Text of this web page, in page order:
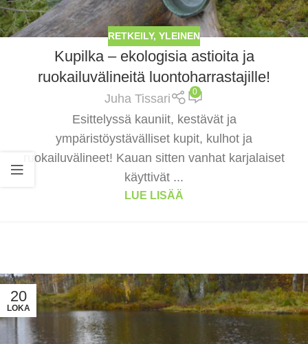
RETKEILY, YLEINEN
Kupilka – ekologisia astioita ja
ruokailuvälineitä luontoharrastajille!
Juha Tissari 0
Esittelyssä kauniit, kestävät ja
ympäristöystävälliset kupit, kulhot ja
ruokailuvälineet! Kauan sitten vanhat karjalaiset
käyttivät ...
LUE LISÄÄ
20
LOKA